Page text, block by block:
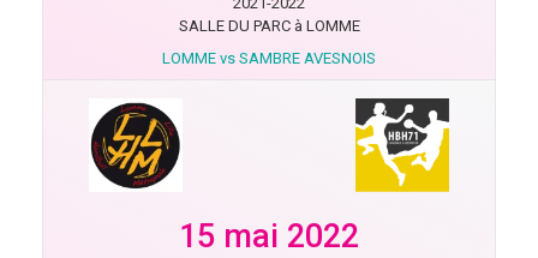
SALLE DU PARC à LOMME
LOMME vs SAMBRE AVESNOIS
15 mai 2022